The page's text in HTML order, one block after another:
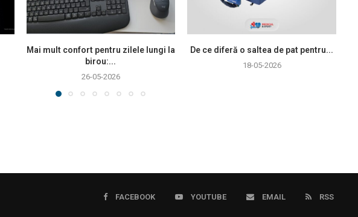
Mai mult confort pentru zilele lungi la
birou:...
26-05-2026
De ce diferă o saltea de pat pentru...
18-05-2026
FACEBOOK YOUTUBE EMAIL RSS